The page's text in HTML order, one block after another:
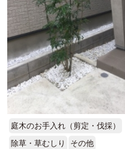
庭木のお手入れ（剪定・伐採）
除草・草むしり
その他